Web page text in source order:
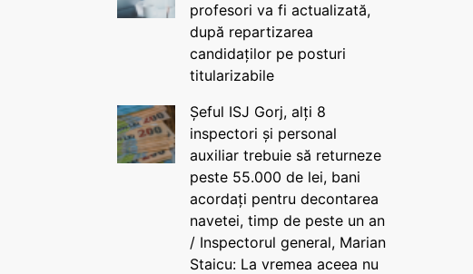
profesori va fi actualizată,
după repartizarea
candidaților pe posturi
titularizabile
Șeful ISJ Gorj, alți 8
inspectori și personal
auxiliar trebuie să returneze
peste 55.000 de lei, bani
acordați pentru decontarea
navetei, timp de peste un an
/ Inspectorul general, Marian
Staicu: La vremea aceea nu